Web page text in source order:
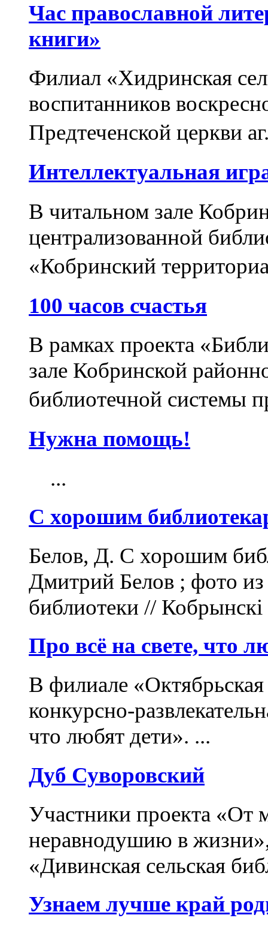
Час православной
книги»
Филиал «Хидринская
воспитанников
Предтеченской церкви
Интеллектуальная
В читальном зале
централизованной
«Кобринский
100 часов счастья
В рамках проекта
зале Кобринской
библиотечной системы
Нужна помощь!
...
С хорошим
Белов, Д. С хорошим
Дмитрий Белов ; фото из
библиотеки // Кобрынскі
Про всё на свете, что
В филиале
конкурсно-
что любят дети». ...
Дуб Суворовский
Участники проекта «От
неравнодушию в
«Дивинская сельская
Узнаем лучше край